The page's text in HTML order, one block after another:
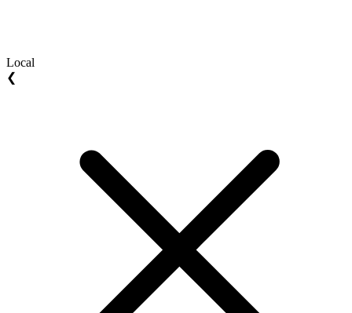
Local
❮